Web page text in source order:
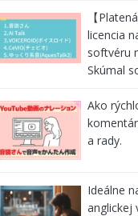
【
licencia
softvéru
Skúmal
Ako
a rady.
Ideálne
anglickej